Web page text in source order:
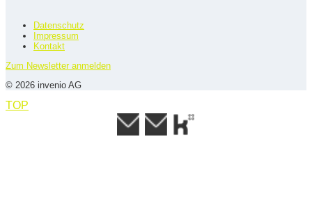
Datenschutz
Impressum
Kontakt
Zum Newsletter anmelden
© 2026 invenio AG
TOP